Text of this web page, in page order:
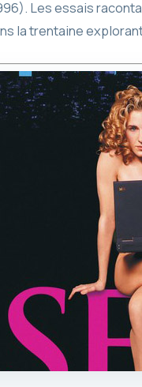
Les essais
la trentaine